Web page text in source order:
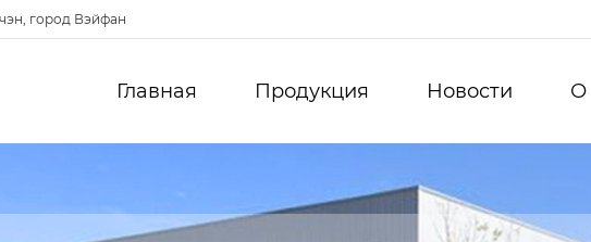
город Вэйфан
Главная Продукция Новости О